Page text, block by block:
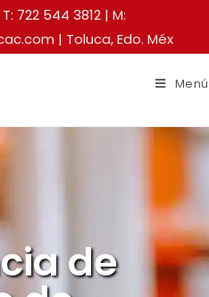
T: 722 544 3812| M:
| Toluca, Edo. Méx
Menú
de